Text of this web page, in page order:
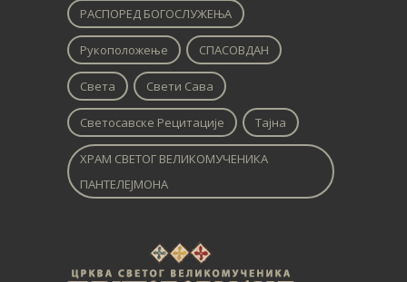
РАСПОРЕД БОГОСЛУЖЕЊА
Рукоположење СПАСОВДАН
Света Свети Сава
Светосавске Рецитације Тајна
ХРАМ СВЕТОГ ВЕЛИКОМУЧЕНИКА
ПАНТЕЛЕЈМОНА